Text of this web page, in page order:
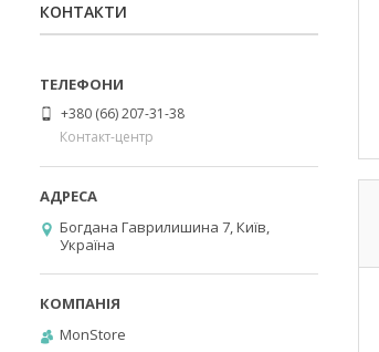
КОНТАКТИ
+380 (66) 207-31-38
Контакт-центр
Богдана Гаврилишина 7, Київ,
Україна
MonStore